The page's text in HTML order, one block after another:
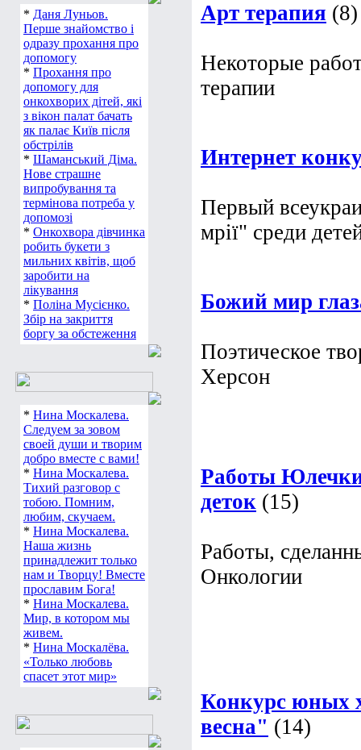
* Даня Луньов.
Перше знайомство і
одразу прохання про
допомогу
* Прохання про
допомогу для
онкохворих дітей, які
з вікон палат бачать
як палає Київ після
обстрілів
* Шаманський Діма.
Нове страшне
випробування та
термінова потреба у
допомозі
* Онкохвора дівчинка
робить букети з
мильних квітів, щоб
заробити на
лікування
* Поліна Мусієнко.
Збір на закриття
боргу за обстеження
* Нина Москалева.
Следуем за зовом
своей души и творим
добро вместе с вами!
* Нина Москалева.
Тихий разговор с
тобою. Помним,
любим, скучаем.
* Нина Москалева.
Наша жизнь
принадлежит только
нам и Творцу! Вместе
прославим Бога!
* Нина Москалева.
Мир, в котором мы
живем.
* Нина Москалёва.
«Только любовь
спасет этот мир»
Арт терапия (8)
Некоторые
терапии
Интернет
Первый
мрії" среди
Божий мир
Поэтическое
Херсон
Работы
деток (15)
Работы,
Онкологии
Конкурс юных
весна" (14)